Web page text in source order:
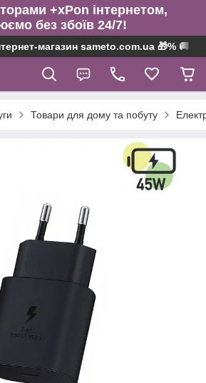
+xPon інтернетом,
без збоїв 24/7!
магазин sameto.com.ua 🎁% 🚚 ⤵
Товари для дому та побуту